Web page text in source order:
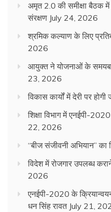
अमृत 2.0 की समीक्षा बैठक में
संरक्षण July 24, 2026
श्रमिक कल्याण के लिए
2026
आयुक्त ने योजनाओं के
23, 2026
विकास कार्यों में देरी पर
शिक्षा विभाग में एनईपी-
22, 2026
“बीज संजीवनी अभियान” का
विदेश में रोजगार उपलब्ध
2026
एनईपी-2020 के क्रियान्वयन
धन सिंह रावत July 21,